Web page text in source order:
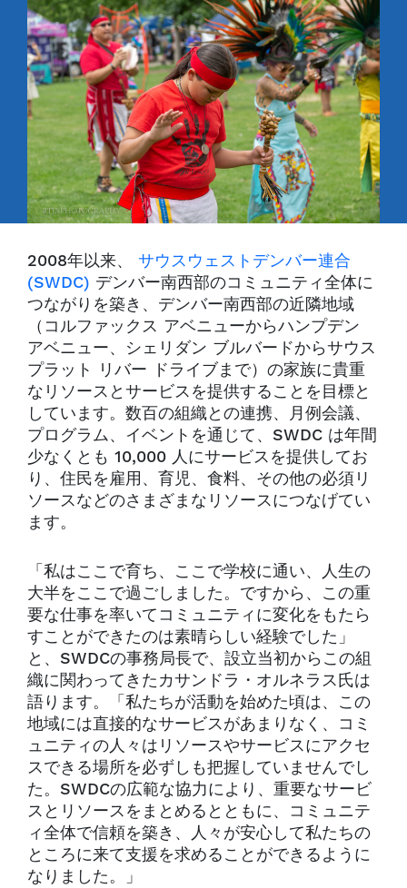
2008年以来、 サウスウェストデンバー連合
(SWDC) デンバー南西部のコミュニティ全体に
つながりを築き、デンバー南西部の近隣地域
（コルファックス アベニューからハンプデン
アベニュー、シェリダン ブルバードからサウス
プラット リバー ドライブまで）の家族に貴重
なリソースとサービスを提供することを目標と
しています。数百の組織との連携、月例会議、
プログラム、イベントを通じて、SWDC は年間
少なくとも 10,000 人にサービスを提供してお
り、住民を雇用、育児、食料、その他の必須リ
ソースなどのさまざまなリソースにつなげてい
ます。
「私はここで育ち、ここで学校に通い、人生の
大半をここで過ごしました。ですから、この重
要な仕事を率いてコミュニティに変化をもたら
すことができたのは素晴らしい経験でした」
と、SWDCの事務局長で、設立当初からこの組
織に関わってきたカサンドラ・オルネラス氏は
語ります。「私たちが活動を始めた頃は、この
地域には直接的なサービスがあまりなく、コミ
ュニティの人々はリソースやサービスにアクセ
スできる場所を必ずしも把握していませんでし
た。SWDCの広範な協力により、重要なサービ
スとリソースをまとめるとともに、コミュニテ
ィ全体で信頼を築き、人々が安心して私たちの
ところに来て支援を求めることができるように
なりました。」